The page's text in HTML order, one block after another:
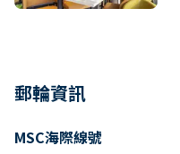
郵輪資訊
MSC海際線號